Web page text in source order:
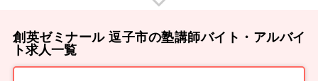
♪教えるのは小～高校生！個別指導専門の学習塾♪
短期や講習のみの勤務も◎
未経験スタートの先輩も多数在籍！
教えることによって、あなたも生徒と一緒に成長していける仕事です。
充実した研修制度がありますので未経験の方でも安心。
「大学の授業後の夕方から」「子供の迎えの時間まで」など都合の良い勤務
創英ゼミナール 逗子市の塾講師バイト・アルバイ
ト求人一覧